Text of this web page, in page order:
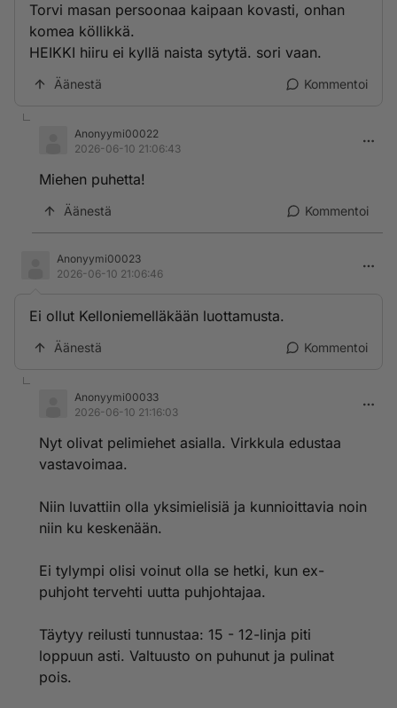
Torvi masan persoonaa kaipaan kovasti, onhan
komea köllikkä.
HEIKKI hiiru ei kyllä naista sytytä. sori vaan.
Äänestä Kommentoi
Anonyymi00022
2026-06-10 21:06:43
Miehen puhetta!
Äänestä Kommentoi
Anonyymi00023
2026-06-10 21:06:46
Ei ollut Kelloniemelläkään luottamusta.
Äänestä Kommentoi
Anonyymi00033
2026-06-10 21:16:03
Nyt olivat pelimiehet asialla. Virkkula edustaa
vastavoimaa.
Niin luvattiin olla yksimielisiä ja kunnioittavia noin
niin ku keskenään.
Ei tylympi olisi voinut olla se hetki, kun ex-
puhjoht tervehti uutta puhjohtajaa.
Täytyy reilusti tunnustaa: 15 - 12-linja piti
loppuun asti. Valtuusto on puhunut ja pulinat
pois.